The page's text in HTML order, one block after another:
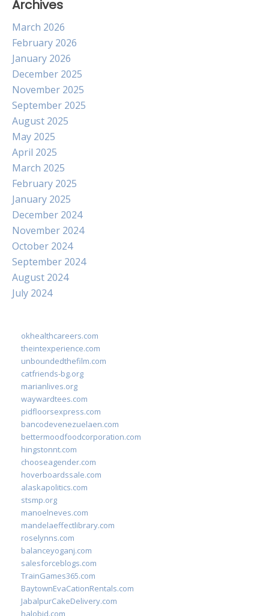
Archives
March 2026
February 2026
January 2026
December 2025
November 2025
September 2025
August 2025
May 2025
April 2025
March 2025
February 2025
January 2025
December 2024
November 2024
October 2024
September 2024
August 2024
July 2024
okhealthcareers.com
theintexperience.com
unboundedthefilm.com
catfriends-bg.org
marianlives.org
waywardtees.com
pidfloorsexpress.com
bancodevenezuelaen.com
bettermoodfoodcorporation.com
hingstonnt.com
chooseagender.com
hoverboardssale.com
alaskapolitics.com
stsmp.org
manoelneves.com
mandelaeffectlibrary.com
roselynns.com
balanceyoganj.com
salesforceblogs.com
TrainGames365.com
BaytownEvaCationRentals.com
JabalpurCakeDelivery.com
halobjd.com